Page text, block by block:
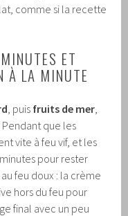
comme si la recette
ET
À LA MINUTE
, puis fruits de mer
Pendant que les
vite à feu vif, et les
pour rester
feu doux : la crème
hors du feu pour
final avec un peu